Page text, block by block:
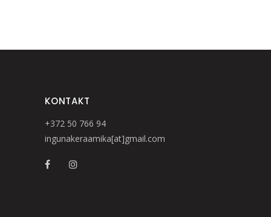
KONTAKT
+372 50 766 94
ingunakeraamika[at]gmail.com